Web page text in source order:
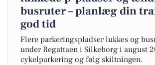
busruter – planlæg din
god tid
Flere parkeringspladser lukkes og
under Regattaen i Silkeborg i august
cykelparkering og følg skiltningen.